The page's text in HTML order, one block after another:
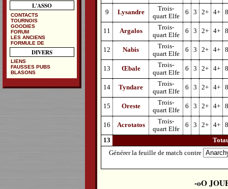
Générer la feuille de match contre
9 Lysandre
Trois-
quart Elfe
6 3 2+ 4+
11 Argalos
Trois-
quart Elfe
6 3 2+ 4+
12 Nabis
Trois-
quart Elfe
6 3 2+ 4+
13 Œbale
Trois-
quart Elfe
6 3 2+ 4+
14 Tyndare
Trois-
quart Elfe
6 3 2+ 4+
15 Oreste
Trois-
quart Elfe
6 3 2+ 4+
16 Acrotatos
Trois-
quart Elfe
6 3 2+ 4+
13
L'ASSO
CONTACTS
TOURNOIS
GOODIES
FORUM
LES ANCIENS
FORMULE DE
DIVERS
LIENS
FAUSSES PUBS
BLASONS